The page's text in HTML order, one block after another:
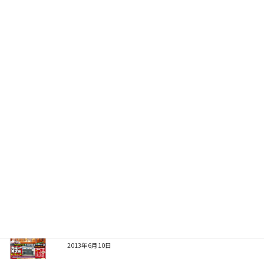
2013年6月10日